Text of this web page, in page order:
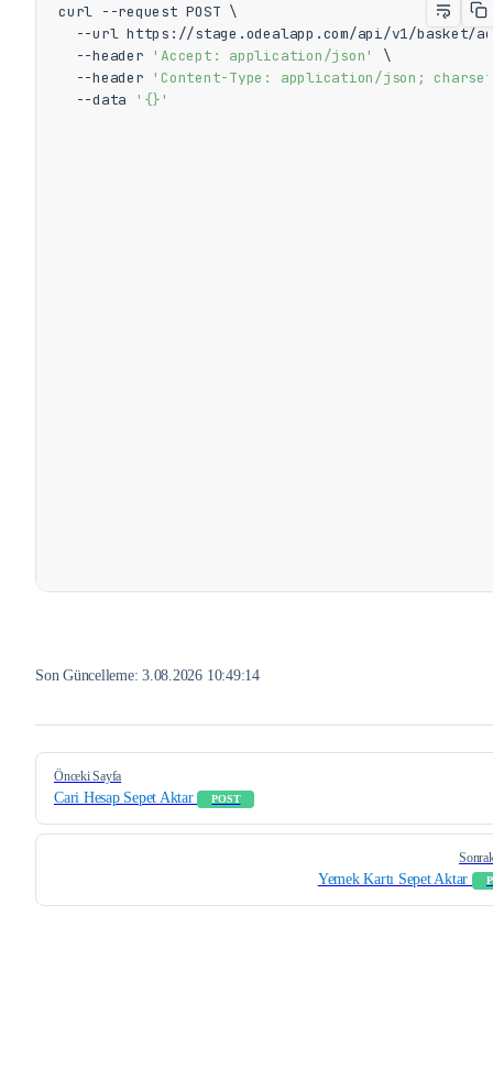
curl --request POST \
--url https://stage.odealapp.com/api/v1/basket/
  --header
'Accept: application/json'
\
  --header
'Content-Type: application/json;
  --data
'{}'
Son Güncelleme:3.08.2026 10:49:14
Pager
Önceki Sayfa
Cari Hesap Sepet Aktar POST
Yemek Kartı Sepet Aktar